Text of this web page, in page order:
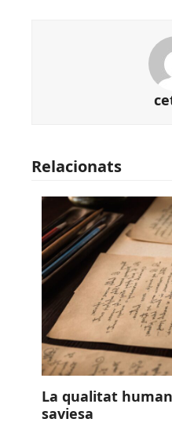
Relacionats
La qualitat
saviesa